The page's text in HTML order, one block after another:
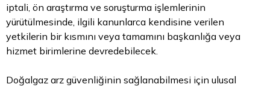
iptali, ön araştırma ve soruşturma işlemlerinin
yürütülmesinde, ilgili kanunlarca kendisine verilen
yetkilerin bir kısmını veya tamamını başkanlığa veya
hizmet birimlerine devredebilecek.
Doğalgaz arz güvenliğinin sağlanabilmesi için ulusal